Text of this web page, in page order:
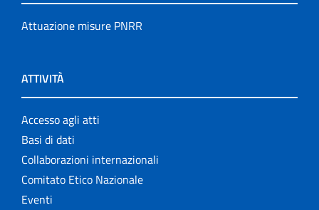
Attuazione misure PNRR
ATTIVITÀ
Accesso agli atti
Basi di dati
Collaborazioni internazionali
Comitato Etico Nazionale
Eventi